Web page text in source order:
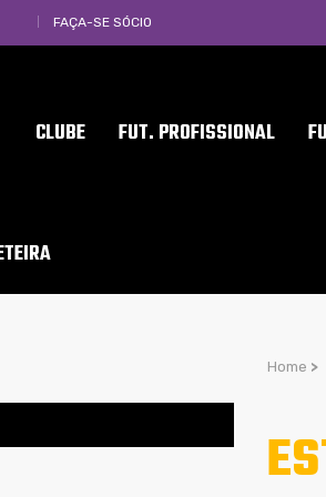
FAÇA-SE SÓCIO
CLUBE FUT. PROFISSIONAL
Home >